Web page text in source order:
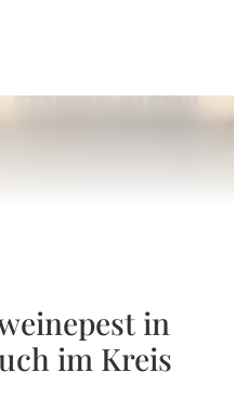
in
im Kreis